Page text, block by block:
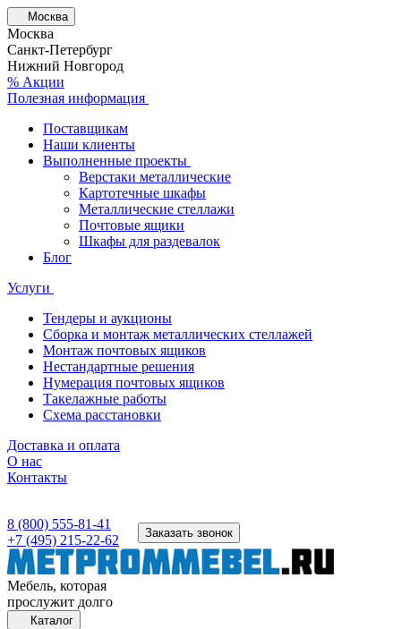
Москва
Москва
Санкт-Петербург
Нижний Новгород
% Акции
Полезная информация
Поставщикам
Наши клиенты
Выполненные проекты
Верстаки металлические
Картотечные шкафы
Металлические стеллажи
Почтовые ящики
Шкафы для раздевалок
Блог
Услуги
Тендеры и аукционы
Сборка и монтаж металлических стеллажей
Монтаж почтовых ящиков
Нестандартные решения
Нумерация почтовых ящиков
Такелажные работы
Схема расстановки
Доставка и оплата
О нас
Контакты
8 (800) 555-81-41
+7 (495) 215-22-62
Заказать звонок
Мебель, которая
прослужит долго
Каталог